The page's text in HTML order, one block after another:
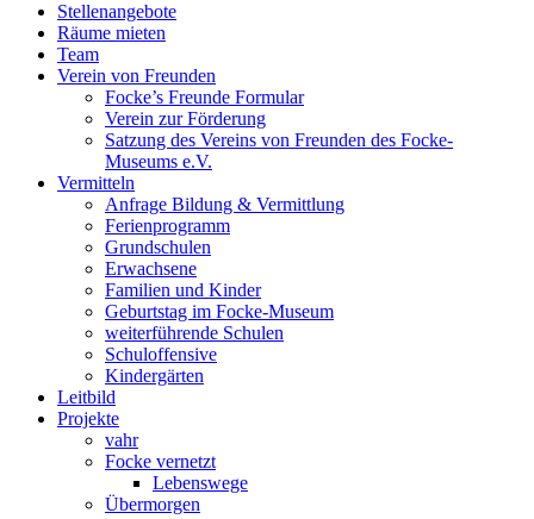
Stellenangebote
Räume mieten
Team
Verein von Freunden
Focke’s Freunde Formular
Verein zur Förderung
Satzung des Vereins von Freunden des Focke-
Museums e.V.
Vermitteln
Anfrage Bildung & Vermittlung
Ferienprogramm
Grundschulen
Erwachsene
Familien und Kinder
Geburtstag im Focke-Museum
weiterführende Schulen
Schuloffensive
Kindergärten
Leitbild
Projekte
vahr
Focke vernetzt
Lebenswege
Übermorgen